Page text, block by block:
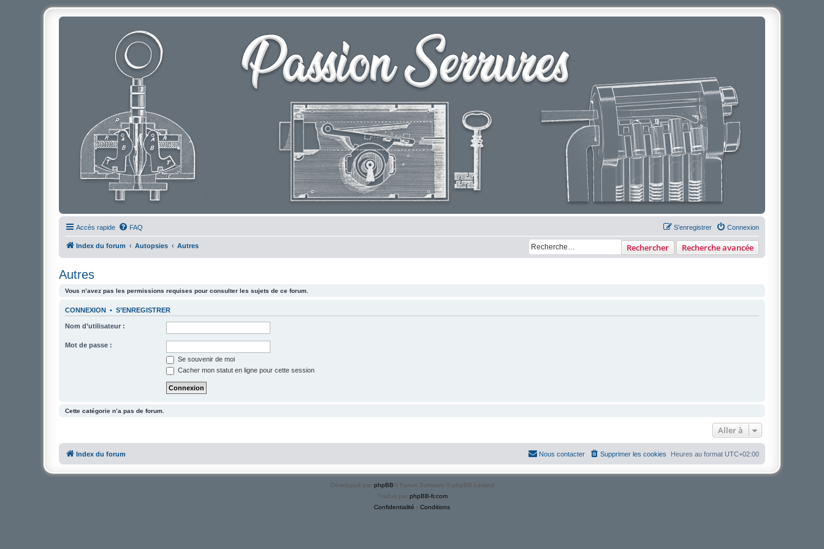
Accès rapide FAQ Connexion
S’enregistrer
Index du forum Autopsies Autres Rechercher Recherche avancée
Autres
Vous n’avez pas les permissions requises pour consulter les sujets de ce forum.
CONNEXION • S’ENREGISTRER
Nom d’utilisateur :
Mot de passe :
Se souvenir de moi
Cacher mon statut en ligne pour cette session
Cette catégorie n’a pas de forum.
Aller à
Index du forum Heures au format UTC+02:00
Supprimer les cookies
Nous contacter
Développé par phpBB ® Forum Software © phpBB Limited
Traduit par phpBB-fr.com
Confidentialité | Conditions